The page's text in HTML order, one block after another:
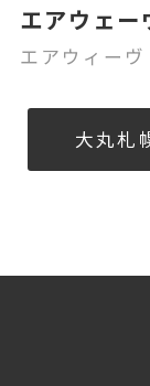
エアウェー
エアウィーヴ
大丸札